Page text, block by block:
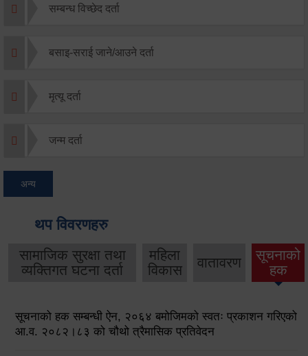
सम्बन्ध विच्छेद दर्ता
बसाइ-सराई जाने/आउने दर्ता
मृत्यू दर्ता
जन्म दर्ता
अन्य
थप विवरणहरु
सामाजिक सुरक्षा तथा
व्यक्तिगत घटना दर्ता
महिला
विकास
वातावरण
सूचनाको
हक
सूचनाको हक सम्बन्धी ऐन, २०६४ बमोजिमको स्वतः प्रकाशन गरिएको
आ.व. २०८२।८३ को चौथो त्रैमासिक प्रतिवेदन